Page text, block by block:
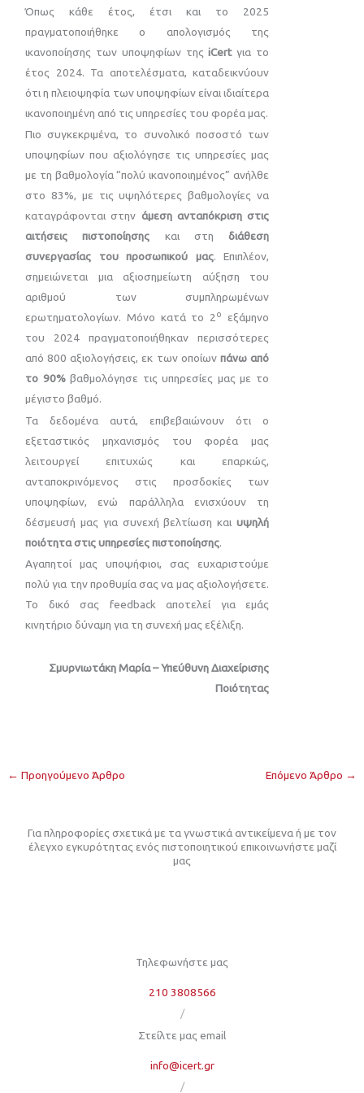
Όπως κάθε έτος, έτσι και το 2025
πραγματοποιήθηκε ο απολογισμός της
ικανοποίησης των υποψηφίων τηςiCertγια το
έτος 2024. Τα αποτελέσματα, καταδεικνύουν
ότι η πλειοψηφία των υποψηφίων είναι ιδιαίτερα
ικανοποιημένη από τις υπηρεσίες του φορέα μας.
Πιο συγκεκριμένα, το συνολικό ποσοστό των
υποψηφίων που αξιολόγησε τις υπηρεσίες μας
με τη βαθμολογία “πολύ ικανοποιημένος” ανήλθε
στο 83%, με τις υψηλότερες βαθμολογίες να
καταγράφονται στην άμεση ανταπόκριση στις
αιτήσεις πιστοποίησης και στηδιάθεση
συνεργασίας του προσωπικού μας. Επιπλέον,
σημειώνεται μια αξιοσημείωτη αύξηση του
αριθμού των συμπληρωμένων
ερωτηματολογίων. Μόνο κατά το 2ο
εξάμηνο
του 2024 πραγματοποιήθηκαν περισσότερες
από 800 αξιολογήσεις, εκ των οποίων πάνω από
το 90%βαθμολόγησε τις υπηρεσίες μας με το
μέγιστο βαθμό.
Τα δεδομένα αυτά, επιβεβαιώνουν ότι ο
εξεταστικός μηχανισμός του φορέα μας
λειτουργεί επιτυχώς και επαρκώς,
ανταποκρινόμενος στις προσδοκίες των
υποψηφίων, ενώ παράλληλα ενισχύουν τη
δέσμευσή μας για συνεχή βελτίωση καιυψηλή
ποιότητα στις υπηρεσίες πιστοποίησης.
Αγαπητοί μας υποψήφιοι, σας ευχαριστούμε
πολύ για την προθυμία σας να μας αξιολογήσετε.
Το δικό σας feedback αποτελεί για εμάς
κινητήριο δύναμη για τη συνεχή μας εξέλιξη.
Σμυρνιωτάκη Μαρία – Υπεύθυνη Διαχείρισης
Ποιότητας
← Προηγούμενο Άρθρο Επόμενο Άρθρο →
Για πληροφορίες σχετικά με τα γνωστικά αντικείμενα ή με τον
έλεγχο εγκυρότητας ενός πιστοποιητικού επικοινωνήστε μαζί
μας
Τηλεφωνήστε μας
210 3808566
/
Στείλτε μας email
info@icert.gr
/